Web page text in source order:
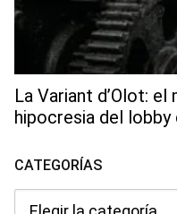
La Variant d’Olot:
hipocresia del lobby
CATEGORÍAS